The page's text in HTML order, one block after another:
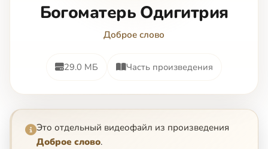
Богоматерь Одигитрия
Доброе слово
29.0 МБ Часть произведения
Это отдельный видеофайл из произведения
Доброе слово.